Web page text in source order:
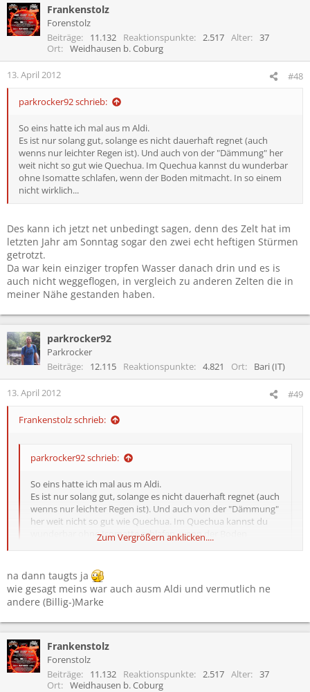
Frankenstolz
Forenstolz
Beiträge
11.132 Reaktionspunkte 2.517 Alter
37
Ort
Weidhausen b. Coburg
13. April 2012 #48
parkrocker92 schrieb:
So eins hatte ich mal aus m Aldi.
Es ist nur solang gut, solange es nicht dauerhaft regnet (auch
wenns nur leichter Regen ist). Und auch von der "Dämmung" her
weit nicht so gut wie Quechua. Im Quechua kannst du wunderbar
ohne Isomatte schlafen, wenn der Boden mitmacht. In so einem
nicht wirklich...
Des kann ich jetzt net unbedingt sagen, denn des Zelt hat im
letzten Jahr am Sonntag sogar den zwei echt heftigen Stürmen
getrotzt.
Da war kein einziger tropfen Wasser danach drin und es is
auch nicht weggeflogen, in vergleich zu anderen Zelten die in
meiner Nähe gestanden haben.
parkrocker92
Parkrocker
Beiträge
12.115 Reaktionspunkte 4.821 Ort Bari (IT)
13. April 2012 #49
Frankenstolz schrieb:
parkrocker92 schrieb:
So eins hatte ich mal aus m Aldi.
Es ist nur solang gut, solange es nicht dauerhaft regnet (auch
wenns nur leichter Regen ist). Und auch von der "Dämmung"
her weit nicht so gut wie Quechua. Im Quechua kannst du
wunderbar ohne Isomatte schlafen, wenn der Boden
mitmacht. In so einem nicht wirklich...
Zum Vergrößern anklicken....
Des kann ich jetzt net unbedingt sagen, denn des Zelt hat im
letzten Jahr am Sonntag sogar den zwei echt heftigen Stürmen
getrotzt.
Da war kein einziger tropfen Wasser danach drin und es is auch
Nähe gestanden haben.
Zum Vergrößern anklicken....
na dann taugts ja
wie gesagt meins war auch ausm Aldi und vermutlich ne
andere (Billig-)Marke
Frankenstolz
Forenstolz
Beiträge
11.132 Reaktionspunkte 2.517 Alter
37
Ort
Weidhausen b. Coburg